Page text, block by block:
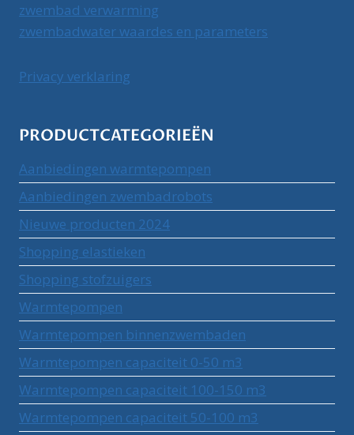
zwembad verwarming
zwembadwater waardes en parameters
Privacy verklaring
PRODUCTCATEGORIEËN
Aanbiedingen warmtepompen
Aanbiedingen zwembadrobots
Nieuwe producten 2024
Shopping elastieken
Shopping stofzuigers
Warmtepompen
Warmtepompen binnenzwembaden
Warmtepompen capaciteit 0-50 m3
Warmtepompen capaciteit 100-150 m3
Warmtepompen capaciteit 50-100 m3